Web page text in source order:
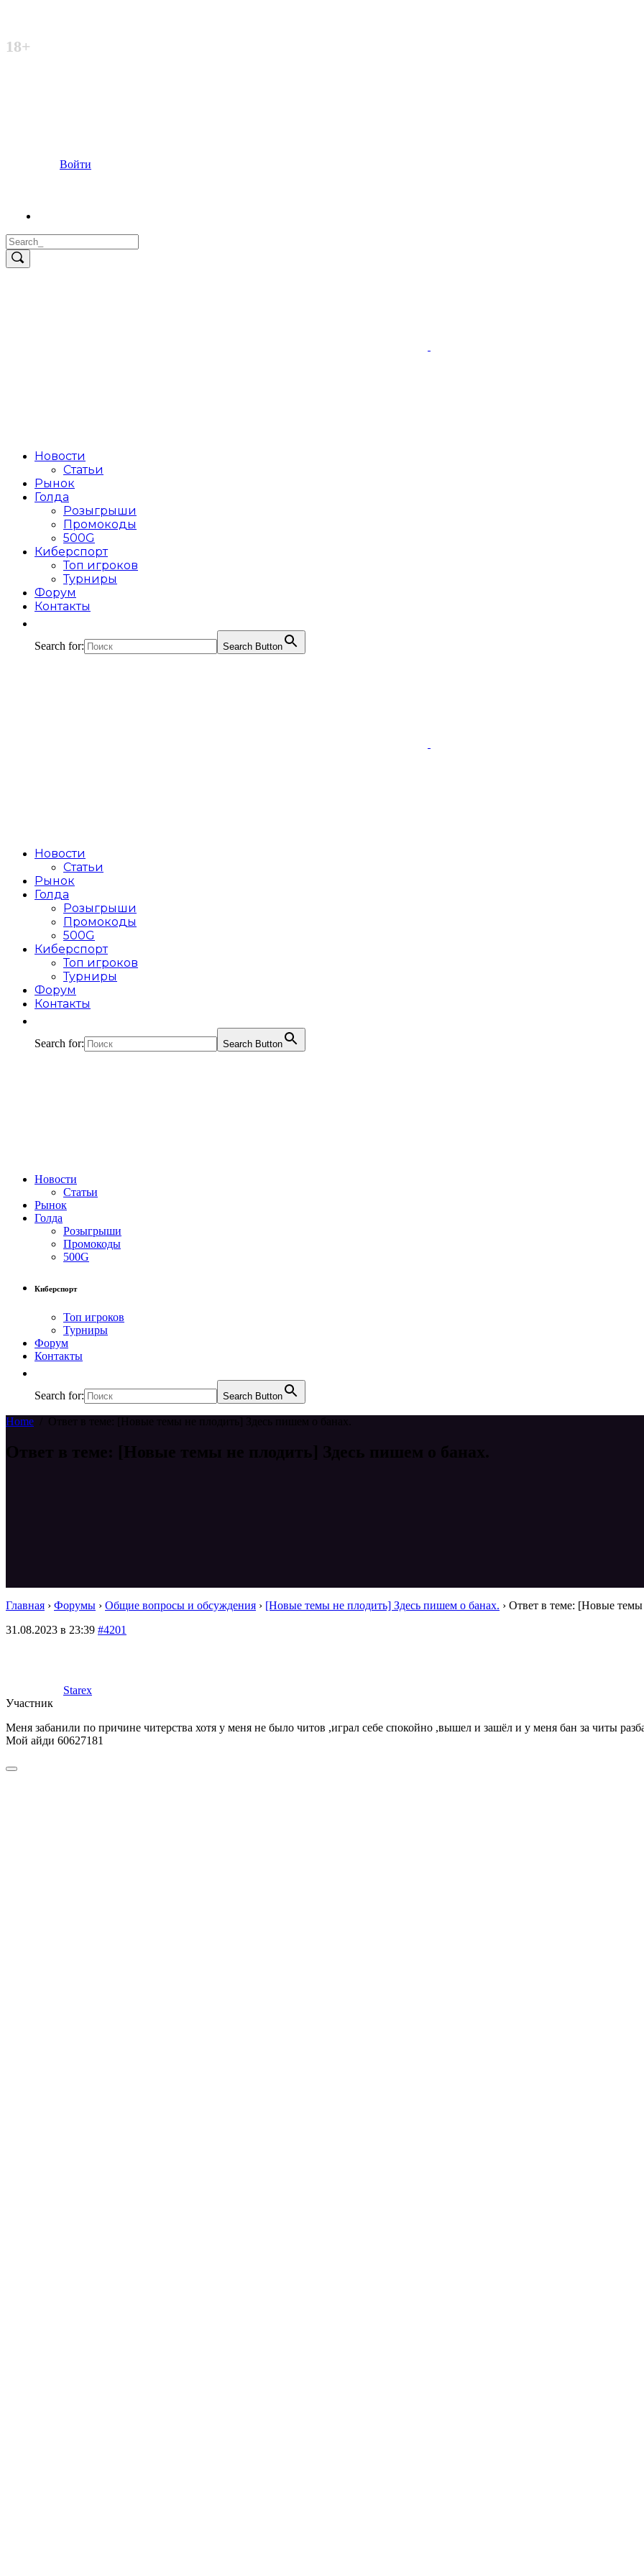
18+
Войти
Новости
Статьи
Рынок
Голда
Розыгрыши
Промокоды
500G
Киберспорт
Топ игроков
Турниры
Форум
Контакты
Search for: Search Button
Новости
Статьи
Рынок
Голда
Розыгрыши
Промокоды
500G
Киберспорт
Топ игроков
Турниры
Форум
Контакты
Search for: Search Button
Новости
Статьи
Рынок
Голда
Розыгрыши
Промокоды
500G
Киберспорт
Топ игроков
Турниры
Форум
Контакты
Search for: Search Button
Home Ответ в теме: [Новые темы не плодить] Здесь пишем о банах.
Ответ в теме: [Новые темы не плодить] Здесь пишем о банах.
Главная › Форумы › Общие вопросы и обсуждения › [Новые темы не плодить] Здесь пишем о банах. › Ответ в теме: [Новые
31.08.2023 в 23:39 #4201
Starex
Участник
Меня забанили по причине читерства хотя у меня не было читов ,играл себе спокойно ,вышел и зашёл и у меня бан за читы
Мой айди 60627181